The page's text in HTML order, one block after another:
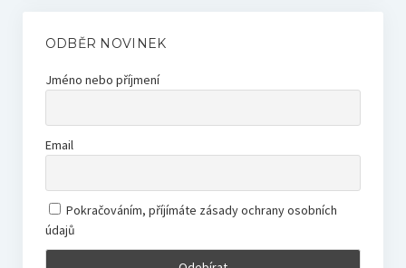
ODBĚR NOVINEK
Jméno nebo příjmení
Email
Pokračováním, příjímáte zásady ochrany osobních
údajů